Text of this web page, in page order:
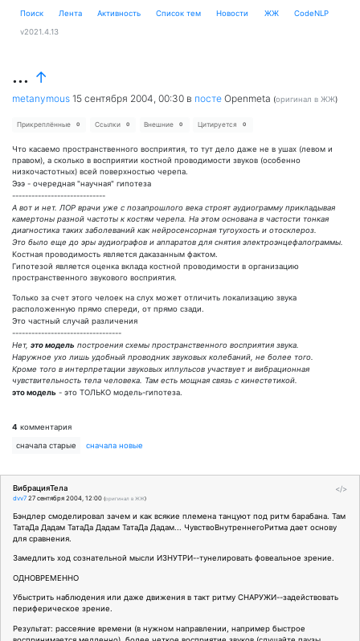
Поиск Лента Активность Cписок тем Новости ЖЖ CodeNLP
v2021.4.13
... ↑
metanymous 15 сентября 2004, 00:30 в посте Openmeta (оригинал в ЖЖ)
Прикреплённые 0 Ссылки 0 Внешние 0 Цитируется 0
Что касаемо пространственного восприятия, то тут дело даже не в ушах (левом и
правом), а сколько в восприятии костной проводимости звуков (особенно
низкочастотных) всей поверхностью черепа.
Эээ - очередная "научная" гипотеза
-----------------------------
А вот и нет. ЛОР врачи уже с позапрошлого века строят аудиограмму прикладывая
камертоны разной частоты к костям черепа. На этом основана в частости тонкая
диагностика таких заболеваний как нейросенсорная тугоухость и отосклероз.
Это было еще до эры аудиографов и аппаратов для снятия электроэнцефалограммы.
Костная проводимость является даказанным фактом.
Гипотезой является оценка вклада костной проводимости в организацию
пространственного звукового восприятия.
Только за счет этого челоек на слух может отличить локализацию звука
расположенную прямо спереди, от прямо сзади.
Это частный случай различения
----------------------------------
Нет, это модель построения схемы пространственного восприятия звука.
Наружное ухо лишь удобный проводник звуковых колебаний, не более того.
Кроме того в интерпретации звуковых иппульсов участвует и вибрационная
чувствительность тела человека. Там есть мощная связь с кинестетикой.
это модель - это ТОЛЬКО модель-гипотеза.
4 комментария
сначала старые сначала новые
</>
ВибрацияТела
dvv7 27 сентября 2004, 12:00 (оригинал в ЖЖ)
Бэндлер смоделировал зачем и как всякие племена танцуют под ритм барабана. Там
ТатаДа Дадам ТатаДа Дадам ТатаДа Дадам... ЧувствоВнутреннегоРитма дает основу
для сравнения.
Замедлить ход сознательной мысли ИЗНУТРИ--тунелировать фовеальное зрение.
ОДНОВРЕМЕННО
Убыстрить наблюдения или даже движения в такт ритму СНАРУЖИ--задействовать
периферическое зрение.
Результат: рассеяние времени (в нужном направлении, например быстрое